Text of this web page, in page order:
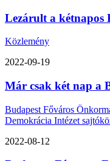
Lezárult a kétnapos
Közlemény
2022-09-19
Már csak két nap a
Budapest Főváros
Demokrácia Intézet
2022-08-12